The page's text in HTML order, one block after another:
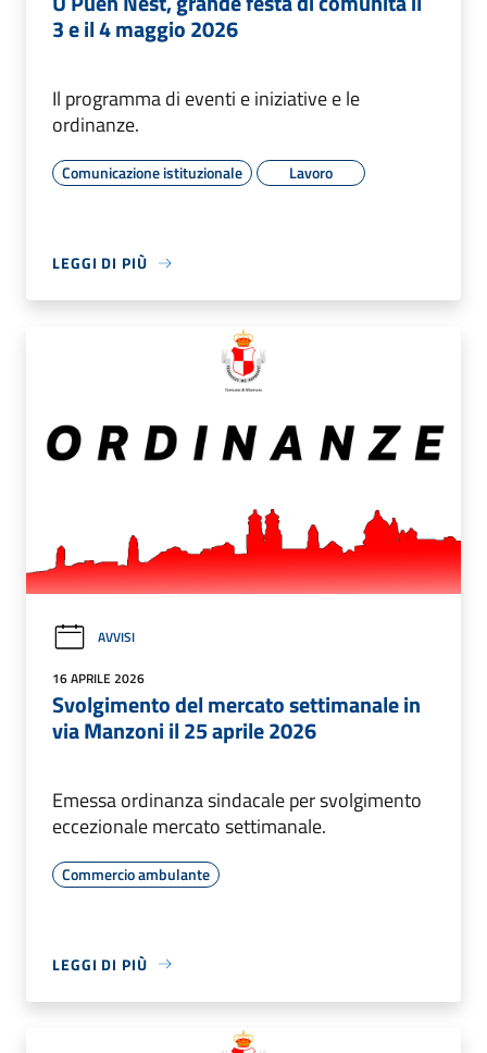
3 e il 4 maggio 2026
Il programma di eventi e iniziative e le
ordinanze.
Comunicazione istituzionale Lavoro
LEGGI DI PIÙ
AVVISI
16 APRILE 2026
Svolgimento del mercato settimanale in
via Manzoni il 25 aprile 2026
Emessa ordinanza sindacale per svolgimento
eccezionale mercato settimanale.
Commercio ambulante
LEGGI DI PIÙ